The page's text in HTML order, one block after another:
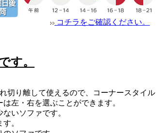
コチラをご確認ください。
す。
切り離して使えるので、コーナースタイル
左・右を選ぶことができます。
いソファです。
。